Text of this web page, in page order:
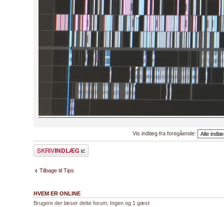
Vis indlæg fra foregående:
Skriv et svar
Tilbage til Tips
HVEM ER ONLINE
Brugere der læser dette forum: Ingen og 1 gæst